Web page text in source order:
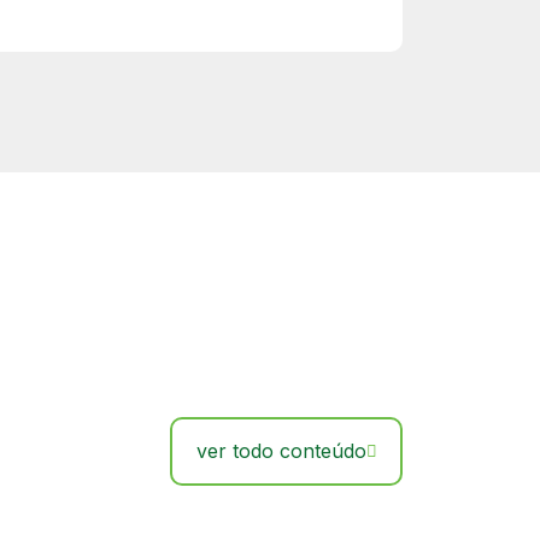
ver todo conteúdo